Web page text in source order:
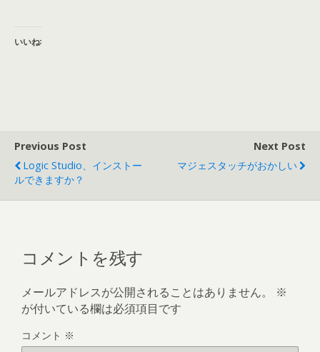
いいね:
Previous Post
Logic Studio、インストー
ルできますか？
Next Post
マジェスタッチがおかしい
コメントを残す
メールアドレスが公開されることはありません。
※
が付いている欄は必須項目です
コメント ※